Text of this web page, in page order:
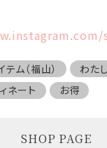
ム（福山） わた
ネート
お得
SHOP PAGE